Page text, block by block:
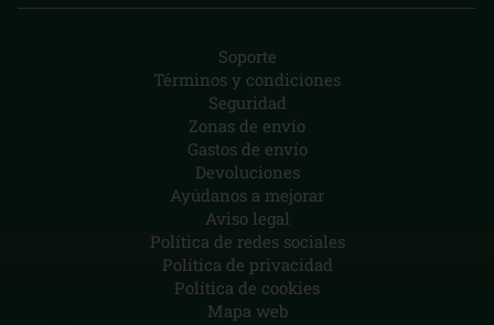
Soporte
Términos y condiciones
Seguridad
Zonas de envío
Gastos de envío
Devoluciones
Ayúdanos a mejorar
Aviso legal
Política de redes sociales
Política de privacidad
Política de cookies
Mapa web